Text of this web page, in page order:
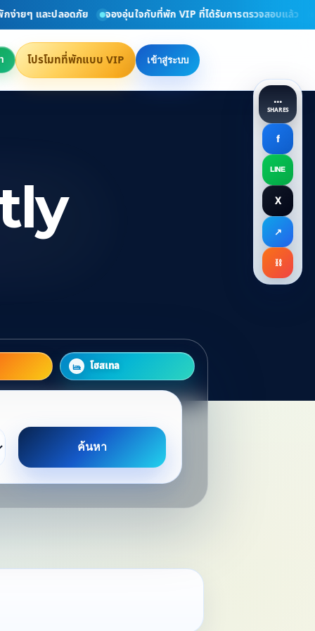
และปลอดภัย จองอุ่นใจกับที่พัก VIP ที่ได้รับการตรวจสอบแล้ว ยินดี
โปรโมทที่พักแบบ VIP เข้าสู่ระบบ
Stay
โฮสเทล
ค้นหา
...
SHARES
f
LINE
X
↗
⛓